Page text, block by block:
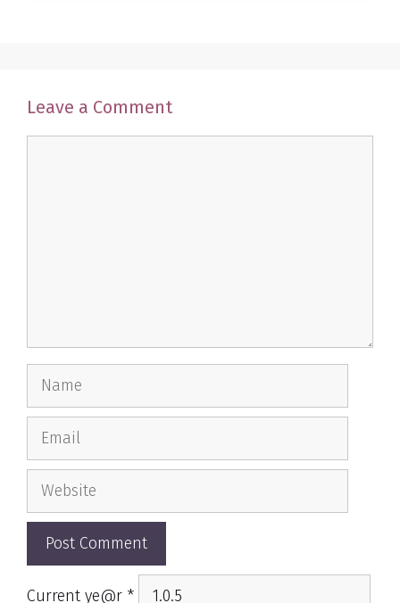
Leave a Comment
Name
Email
Website
Current ye@r *